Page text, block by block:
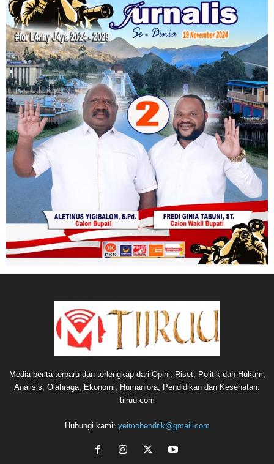
Media berita terbaru dan terlengkap dari Opini, Riset, Politik dan Hukum,
Analisis, Olahraga, Ekonomi, Humaniora, Pendidikan dan Kesehatan.
tiiruu.com
Hubungi kami: yeimohendrik@gmail.com